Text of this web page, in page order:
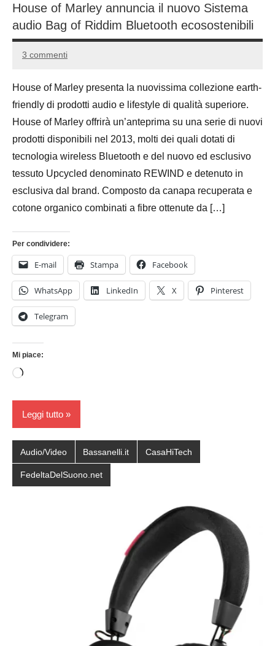
House of Marley annuncia il nuovo Sistema
audio Bag of Riddim Bluetooth ecosostenibili
14
2016
Andrea
3 commenti
House of Marley presenta la nuovissima collezione earth-
friendly di prodotti audio e lifestyle di qualità superiore.
House of Marley offrirà un’anteprima su una serie di nuovi
prodotti disponibili nel 2013, molti dei quali dotati di
tecnologia wireless Bluetooth e del nuovo ed esclusivo
tessuto Upcycled denominato REWIND e detenuto in
esclusiva dal brand. Composto da canapa recuperata e
cotone organico combinati a fibre ottenute da […]
Per condividere:
E-mail Stampa Facebook
WhatsApp LinkedIn X Pinterest
Telegram
Mi piace:
Caricamento
corso…
Leggi tutto
Audio/Video Bassanelli.it CasaHiTech
FedeltaDelSuono.net